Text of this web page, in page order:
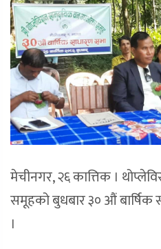
मेचीनगर, २६ कात्तिक ।
समूहको बुधबार ३० औं बार्षिक
।